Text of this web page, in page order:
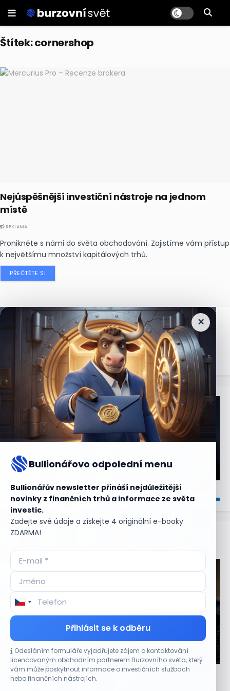
Štítek:cornershop
Nejúspěšnější investiční nástroje na jednom
místě
REKLAMA
Pronikněte s námi do světa obchodování. Zajistíme vám přístup
k největšímu množství kapitálových trhů.
PŘEČTĚTE SI
×
Bullionářovo odpolední menu
Bullionářův newsletter přináší nejdůležitější
novinky z finančních trhů a informace ze světa
investic.
Zadejte své údaje a získejte 4 originální e-booky
ZDARMA!
Přihlásit se k odběru
Odesláním formuláře vyjadřujete zájem o kontaktování
licencovaným obchodním partnerem Burzovního světa, který
vám může poskytnout informace o investičních službách
nebo finančních nástrojích.
Nejčtenějšízprávy
Aktuální
CO HÝBE TRHEM
Výsledky společností jsou silné. Proč to akciový
trh zatím neoceňuje?